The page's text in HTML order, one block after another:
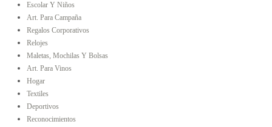
Escolar Y Niños
Art. Para Campaña
Regalos Corporativos
Relojes
Maletas, Mochilas Y Bolsas
Art. Para Vinos
Hogar
Textiles
Deportivos
Reconocimientos